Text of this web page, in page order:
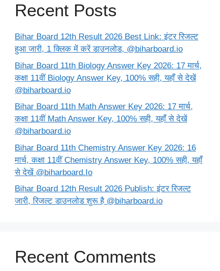
Recent Posts
Bihar Board 12th Result 2026 Best Link: इंटर रिजल्ट
हुआ जारी, 1 क्लिक में करें डाउनलोड, @biharboard.io
Bihar Board 11th Biology Answer Key 2026: 17 मार्च,
कक्षा 11वीं Biology Answer Key, 100% सही, यहाँ से देखें
@biharboard.io
Bihar Board 11th Math Answer Key 2026: 17 मार्च,
कक्षा 11वीं Math Answer Key, 100% सही, यहाँ से देखें
@biharboard.io
Bihar Board 11th Chemistry Answer Key 2026: 16
मार्च, कक्षा 11वीं Chemistry Answer Key, 100% सही, यहाँ
से देखें @biharboard.Io
Bihar Board 12th Result 2026 Publish: इंटर रिजल्ट
जारी, रिजल्ट डाउनलोड शुरू है @biharboard.io
Recent Comments